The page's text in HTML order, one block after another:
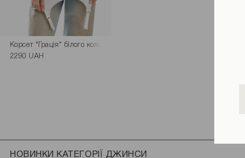
Корсет "Грація" білого кольору
2290 UAH
НОВИНКИ КАТЕГОРІЇ ДЖИНСИ